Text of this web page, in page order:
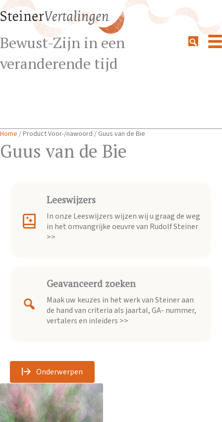
Bewust-Zijn in een
veranderende tijd
Home / Product Voor-/nawoord / Guus van de Bie
Guus van de Bie
Leeswijzers
In onze Leeswijzers wijzen wij u graag de weg
in het omvangrijke oeuvre van Rudolf Steiner
>>
Geavanceerd zoeken
Maak uw keuzes in het werk van Steiner aan
de hand van criteria als jaartal, GA- nummer,
vertalers en inleiders >>
Onderwerpen